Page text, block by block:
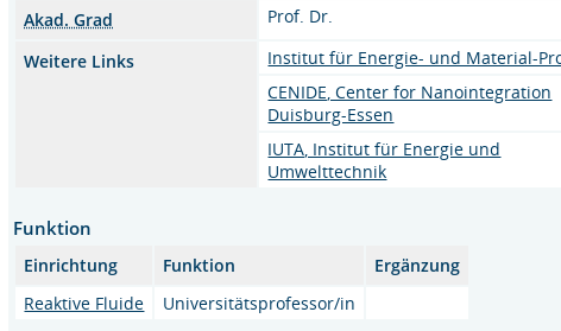
Akad. Grad
Prof. Dr.
Weitere Links
Institut für Energie- und Material-
CENIDE, Center for Nanointegration
Duisburg-Essen
IUTA, Institut für Energie und
Umwelttechnik
Funktion
Einrichtung Funktion
Ergänzung
Reaktive Fluide
Universitätsprofessor/in